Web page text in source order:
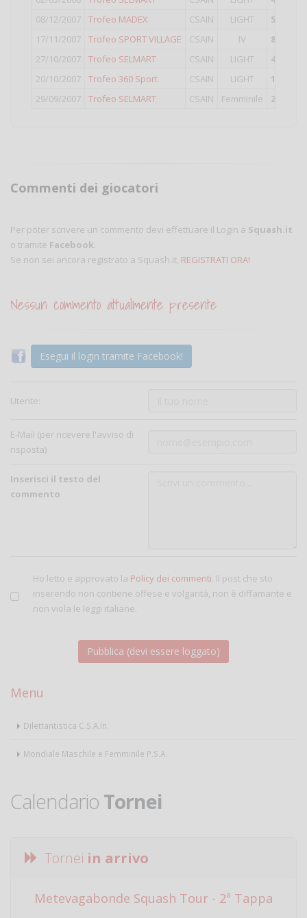
08/12/2007
Trofeo MADEX CSAIN LIGHT 5°
17/11/2007
Trofeo SPORT VILLAGE CSAIN IV 8°
27/10/2007
Trofeo SELMART CSAIN LIGHT 4°
20/10/2007
Trofeo 360 Sport CSAIN LIGHT 10°
29/09/2007
Trofeo SELMART CSAIN Femminile 2°
Commenti dei giocatori
Per poter scrivere un commento devi effettuare il Login a Squash.it
o tramite Facebook.
Se non sei ancora registrato a Squash.it, REGISTRATI ORA!
Nessun commento attualmente presente
Esegui il login tramite Facebook!
Utente:
E-Mail (per ricevere l'avviso di
risposta)
Inserisci il testo del
commento
Ho letto e approvato la Policy dei commenti. Il post che sto
inserendo non contiene offese e volgarità, non è diffamante e
non viola le leggi italiane.
Menu
Dilettantistica C.S.A.In.
Mondiale Maschile e Femminile P.S.A.
Calendario Tornei
Tornei in arrivo
Metevagabonde Squash Tour - 2ª Tappa